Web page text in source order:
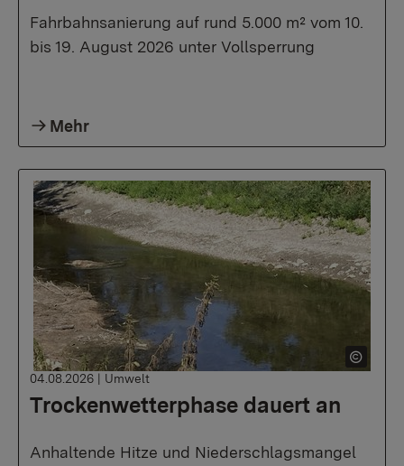
Fahrbahnsanierung auf rund 5.000 m² vom 10.
bis 19. August 2026 unter Vollsperrung
Mehr
Trockenwetterphase dauert an
04.08.2026 | Umwelt
Anhaltende Hitze und Niederschlagsmangel